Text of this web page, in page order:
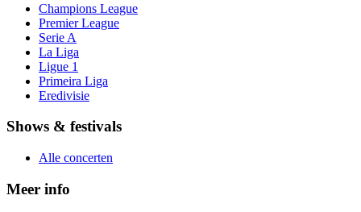
Champions League
Premier League
Serie A
La Liga
Ligue 1
Primeira Liga
Eredivisie
Shows & festivals
Alle concerten
Meer info